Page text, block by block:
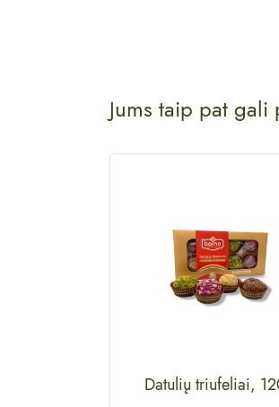
Jums taip pat gali
Datulių triufeliai,